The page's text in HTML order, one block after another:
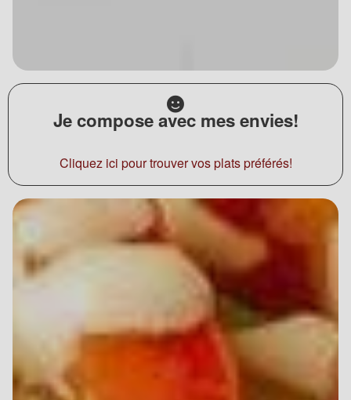
Je compose avec mes envies!
Cliquez ici pour trouver vos plats préférés!